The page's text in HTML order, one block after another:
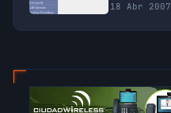
18 Abr 2007